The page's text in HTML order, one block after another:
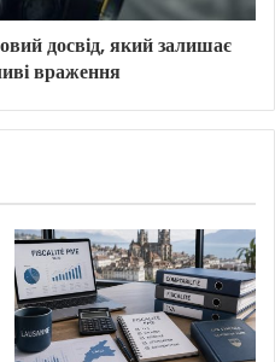
досвід, який залишає
враження